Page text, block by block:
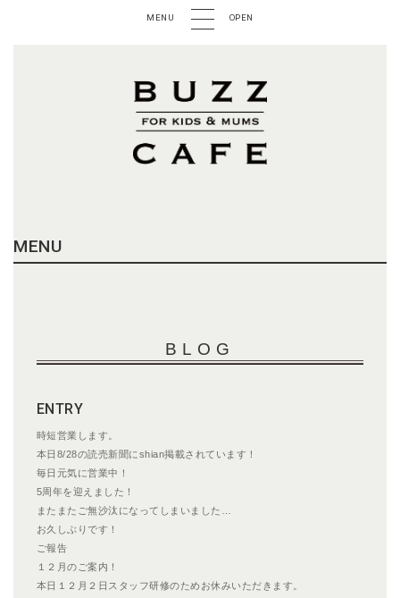
MENU OPEN
MENU
BLOG
ENTRY
時短営業します。
本日8/28の読売新聞にshian掲載されています！
毎日元気に営業中！
5周年を迎えました！
またまたご無沙汰になってしまいました…
お久しぶりです！
ご報告
１２月のご案内！
本日１２月２日スタッフ研修のためお休みいただきます。